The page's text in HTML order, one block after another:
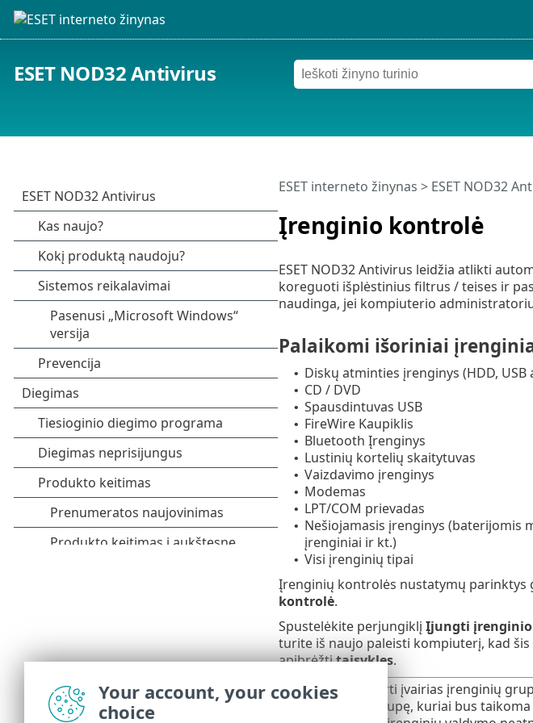
ESET NOD32 Antivirus
Įrenginio kontrolė
ESET interneto žinynas > ESET NOD32
ESET NOD32 Antivirus leidžia atlikti
koreguoti išplėstinius filtrus / teises ir
naudinga, jei kompiuterio
Palaikomi išoriniai
• Diskų atminties įrenginys (HDD,
• CD / DVD
• Spausdintuvas USB
• FireWire Kaupiklis
• Bluetooth Įrenginys
• Lustinių kortelių skaitytuvas
• Vaizdavimo įrenginys
• Modemas
• LPT/COM prievadas
• Nešiojamasis įrenginys (baterijomis
įrenginiai ir kt.)
• Visi įrenginių tipai
Įrenginių kontrolės nustatymų parinktys
kontrolė.
Spustelėkite perjungiklį Įjungti
turite iš naujo paleisti kompiuterį, kad
apibrėžtitaisykles.
Galite sukurti įvairias įrenginių
įrenginių grupę, kuriai bus
Your account, your cookies
choice